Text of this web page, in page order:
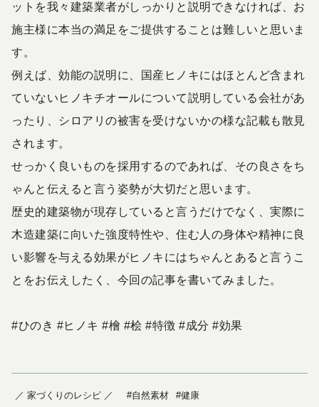
ットを我々建築業者がしっかりと説明できなければ、お
施主様に本当の満足をご提供することは難しいと思いま
す。
例えば、効能の説明に、国産ヒノキにはほとんど含まれ
ていないヒノキチオールについて説明している会社があ
ったり、シロアリの被害を受けないかの様な記載も散見
されます。
せっかく良いものを採用するのであれば、その良さをち
ゃんと伝えると言う姿勢が大切だと思います。
歴史的建築物が現存していると言うだけでなく、実際に
木造建築に向いた強度特性や、住む人の身体や精神に良
い影響を与える効果がヒノキにはちゃんとあると言うこ
とをお伝えしたく、今回の記事を書いてみました。
#ひのき #ヒノキ #檜 #桧 #特徴 #成分 #効果
／ 家づくりのレシピ ／ #自然素材 #健康